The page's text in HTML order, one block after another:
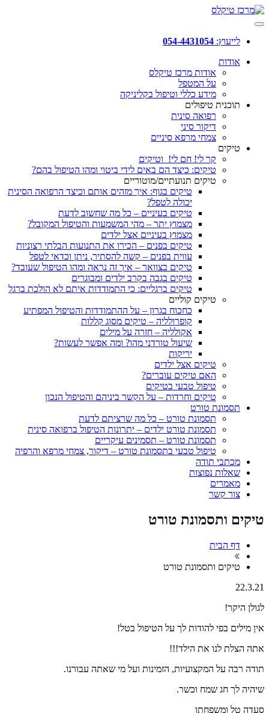
לייעוץ: 054-4431054
אודות
אודות מרכז טיקלס
על המטפל
מידע כללי וטיפול בקליניקה
תוכנית טיפולים
רפואה סינית
דיקור סיני
צמחי מרפא סיניים
טיקים
קר לי! חם לי! וטיקים
טיקים: כיצד הם באים לידי ביטוי ומהו הטיפול בהם?
טיקים תנועתיים/מוטוריים
טיקים בגוף: איך מזהים אותם וכיצד הרפואה הסינית
יכולה לטפל?
טיקים בעיניים – כל מה שחשוב לדעת
מצמוץ יתר – מהי המשמעות והטיפול המקובל?
מצמוץ בעיניים אצל ילדים
טיקים בפנים – הכירו את התנועות הבלתי רצוניות
עווית בפנים – קשה להסתיר, ניתן וכדאי לטפל
טיקים בצוואר – איך זה נראה ומהו הטיפול שעובד?
טיקים בגבה בקרב ילדים ומבוגרים
טיקים ברגליים: כי התמודדות איתם לא הולכת ברגל
טיקים קוליים
כחכוח בגרון – על ההתמודדות והטיפול המפתיע
קופרולליה – טיקים מסוג קללות
אקולליה – חזרה על מילים
שיעול טורדני מהו? ומה אפשר לעשות?
יריקות
טיקים אצל ילדים
האם טיקים עוברים?
טיפול טבעי בטיקים
טיקים וחרדות – על הקשר ביניהם והטיפול הנכון
תסמונת טורט
תסמונת טורט – כל מה שרציתם לדעת
תסמונת טורט ילדים – יתרונות הטיפול ברפואה סינית
תסמונת טורט – תסמינים עיקריים
טיפול טבעי בתסמונת טורט – דיקור, צמחי מרפא והרפיה
מכתבי תודה
שאלות נפוצות
מאמרים
צור קשר
טיקים ותסמונת טורט
דף הבית
טיקים ותסמונת טורט
22.3.21
לגולן היקר!
אין מילים בפי להודות לך על הטיפול בטל!
אתה הצלת לנו את הילד!!!
תודה רבה על המקצועיות, הזמינות ועל מי שאתה עבורנו.
שיהיה לך חג שמח וכשר.
סעדה טל ומשפחתו